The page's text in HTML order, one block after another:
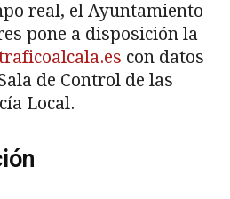
real, el Ayuntamiento
pone a disposición la
con datos
de Control de las
Local.